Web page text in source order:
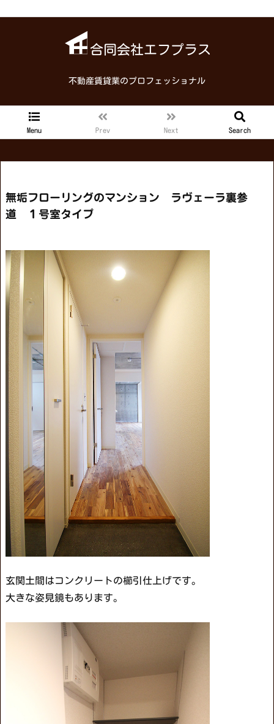
合同会社エフプラス
不動産賃貸業のプロフェッショナル
Menu Prev Next Search
無垢フローリングのマンション ラヴェーラ裏参
道 １号室タイプ
玄関土間はコンクリートの櫛引仕上げです。
大きな姿見鏡もあります。